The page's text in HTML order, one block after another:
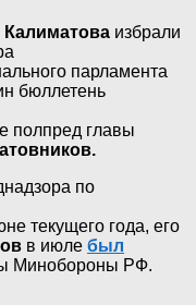
избрали
парламента
бюллетень
полпред главы
по
текущего года, его
в июле был
Минобороны РФ.